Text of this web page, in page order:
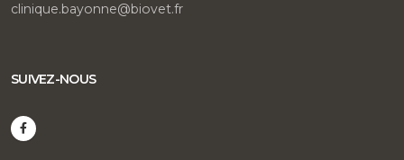
clinique.bayonne@biovet.fr
SUIVEZ-NOUS